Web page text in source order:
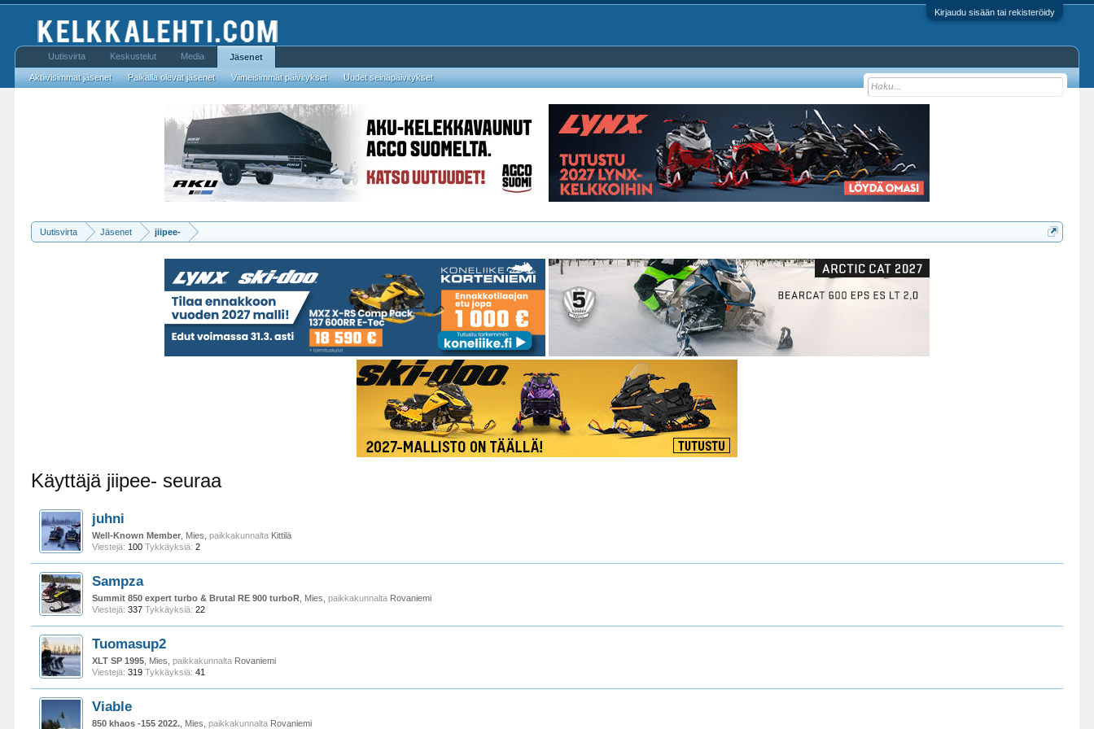
Kirjaudu sisään tai rekisteröidy
Uutisvirta Jäsenet jiipee-
Käyttäjä jiipee- seuraa
juhni
Well-Known Member , Mies,paikkakunnalta Kittilä
Viestejä: 100 Tykkäyksiä: 2
Sampza
Summit 850 expert turbo & Brutal RE 900 turboR , Mies,paikkakunnalta Rovaniemi
Viestejä: 337 Tykkäyksiä: 22
Tuomasup2
XLT SP 1995 , Mies,paikkakunnalta Rovaniemi
Viestejä: 319 Tykkäyksiä: 41
Viable
850 khaos -155 2022. , Mies,paikkakunnalta Rovaniemi
Uutisvirta Keskustelut Media Jäsenet
Aktiivisimmat jäsenet Paikalla olevat jäsenet Viimeisimmät päivitykset Uudet seinäpäivitykset